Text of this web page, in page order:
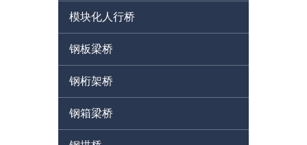
模块化人行桥
钢板梁桥
钢桁架桥
钢箱梁桥